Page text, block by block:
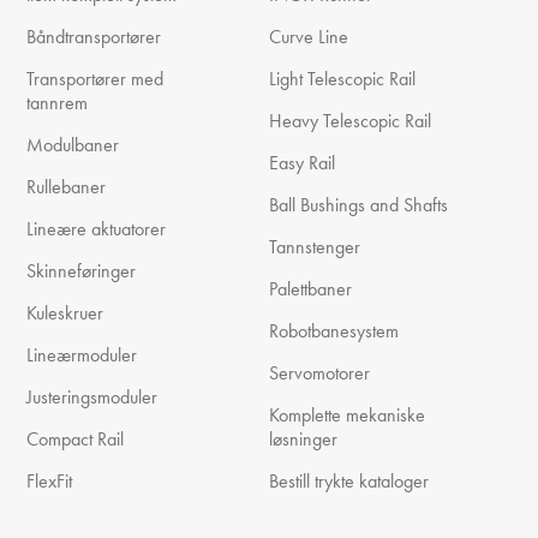
Båndtransportører
Transportører med
tannrem
Modulbaner
Rullebaner
Lineære aktuatorer
Skinneføringer
Kuleskruer
Lineærmoduler
Justeringsmoduler
Compact Rail
FlexFit
Curve Line
Light Telescopic Rail
Heavy Telescopic Rail
Easy Rail
Ball Bushings and Shafts
Tannstenger
Palettbaner
Robotbanesystem
Servomotorer
Komplette mekaniske
løsninger
Bestill trykte kataloger